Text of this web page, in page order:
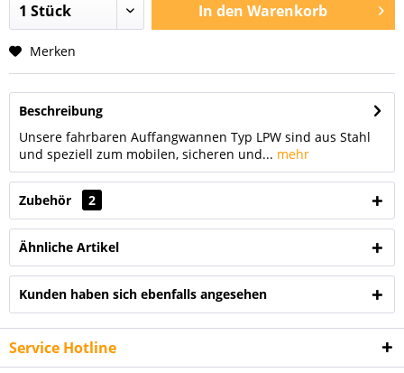
In den Warenkorb
Merken
Beschreibung
Unsere fahrbaren Auffangwannen Typ LPW sind aus Stahl
und speziell zum mobilen, sicheren und... mehr
Zubehör 2
Ähnliche Artikel
Kunden haben sich ebenfalls angesehen
Service Hotline